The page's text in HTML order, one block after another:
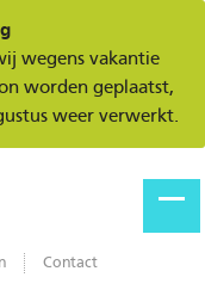
wegens vakantie
worden geplaatst,
weer verwerkt.
Contact